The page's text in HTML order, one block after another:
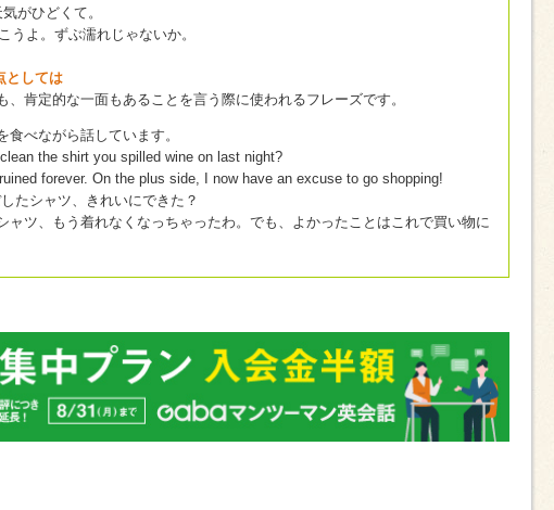
がひどくて。
うよ。ずぶ濡れじゃないか。
しては
、肯定的な一面もあることを言う際に使われるフレーズです。
べながら話しています。
the shirt you spilled wine on last night?
forever. On the plus side, I now have an excuse to go shopping!
たシャツ、きれいにできた？
ャツ、もう着れなくなっちゃったわ。でも、よかったことはこれで買い物に